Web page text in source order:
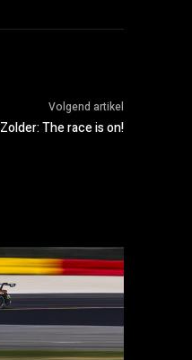
Volgend artikel
Zolder: The race is on!